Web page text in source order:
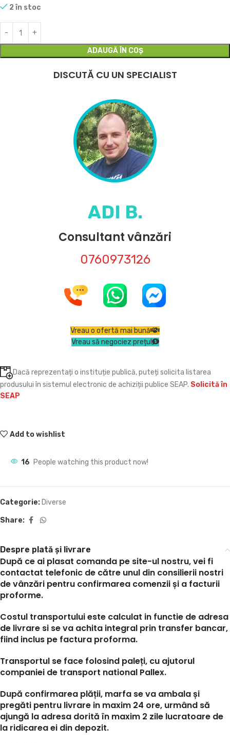
2 în stoc
ADAUGĂ ÎN COȘ
DISCUTĂ CU UN SPECIALIST
ADI B.
Consultant vânzări
0760973126
Vreau o ofertă mai bună
Vreau să negociez prețul
Dacă reprezentați o instituție publică, puteți solicita listarea
produsului în sistemul electronic de achiziții publice SEAP. Solicită în
SEAP
Add to wishlist
16 People watching this product now!
Categorie: Diverse
Share:
Despre plată și livrare
După ce ai plasat comanda pe site-ul nostru, vei fi
contactat telefonic de către unul din consilierii nostri
de vânzări pentru confirmarea comenzii și a facturii
proforme.
Costul transportului este calculat in functie de adresa
de livrare si se va achita integral prin transfer bancar,
fiind inclus pe factura proforma.
Transportul se face folosind paleți, cu ajutorul
companiei de transport national Pallex.
După confirmarea plății, marfa se va ambala și
pregăti pentru livrare in maxim 24 ore, urmând să
ajungă la adresa dorită în maxim 2 zile lucratoare de
la ridicarea ei din depozit.